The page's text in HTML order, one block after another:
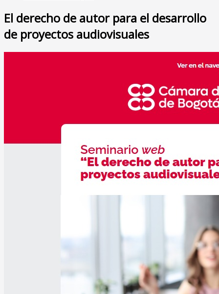
El derecho de autor para el desarrollo
de proyectos audiovisuales